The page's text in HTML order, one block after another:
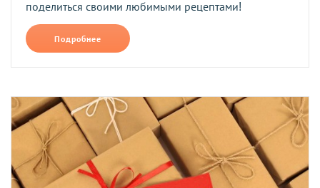
поделиться своими любимыми рецептами!
Подробнее